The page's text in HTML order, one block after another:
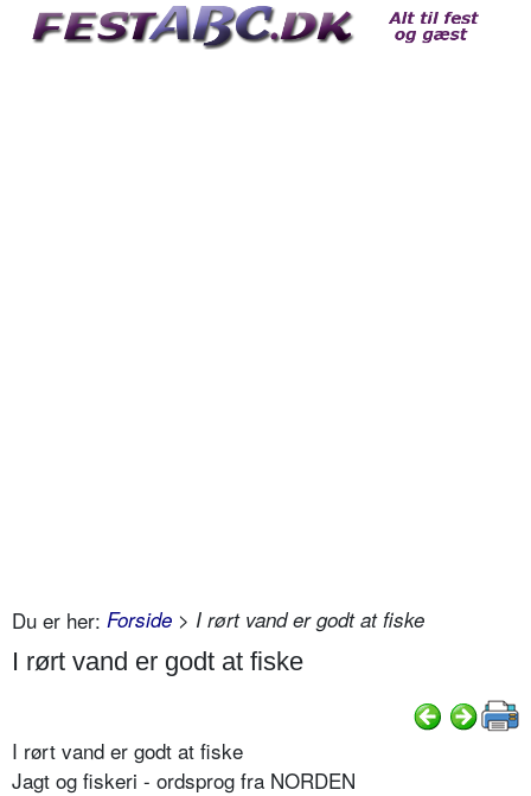
Du er her: Forside > I rørt vand er godt at fiske
I rørt vand er godt at fiske
I rørt vand er godt at fiske
Jagt og fiskeri - ordsprog fra NORDEN